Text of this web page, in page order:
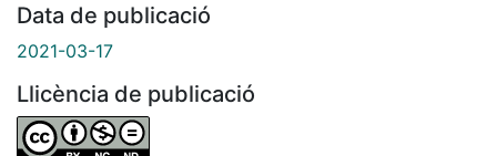
Data de publicació
2021-03-17
Llicència de publicació